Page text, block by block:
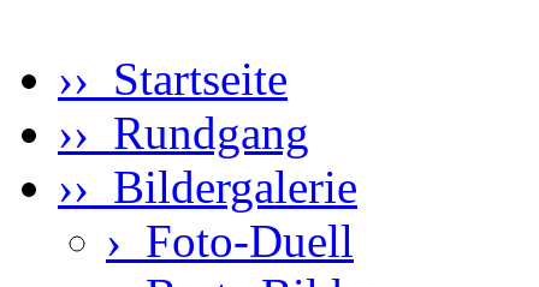
›› Startseite
›› Rundgang
›› Bildergalerie
› Foto-Duell